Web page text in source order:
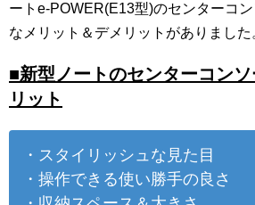
ートe-POWER(E13型)のセンターコ
なメリット＆デメリットがありました
■新型ノートのセンターコン
リット
・スタイリッシュな見た目
・操作できる使い勝手の良さ